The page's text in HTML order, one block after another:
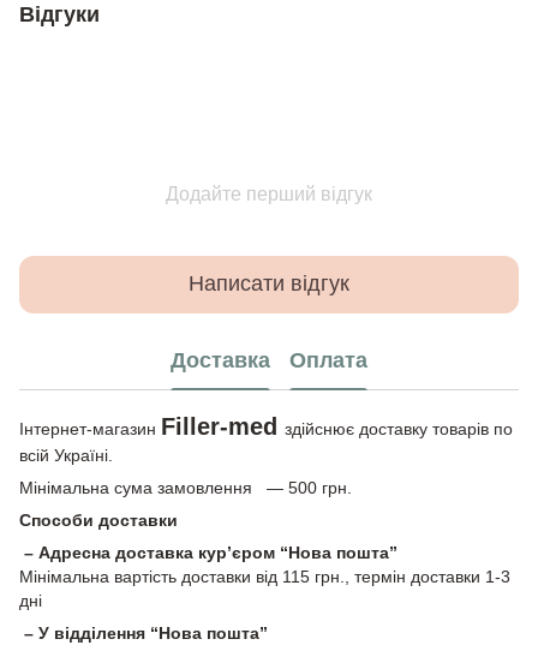
Відгуки
Додайте перший відгук
Написати відгук
Доставка Оплата
Інтернет-магазин Filler-med здійснює доставку товарів по
всій Україні.
Мінімальна сума замовлення — 500 грн.
Способи доставки
– Адресна доставка кур’єром “Нова пошта”
Мінімальна вартість доставки від 115 грн., термін доставки 1-3
дні
– У відділення “Нова пошта”